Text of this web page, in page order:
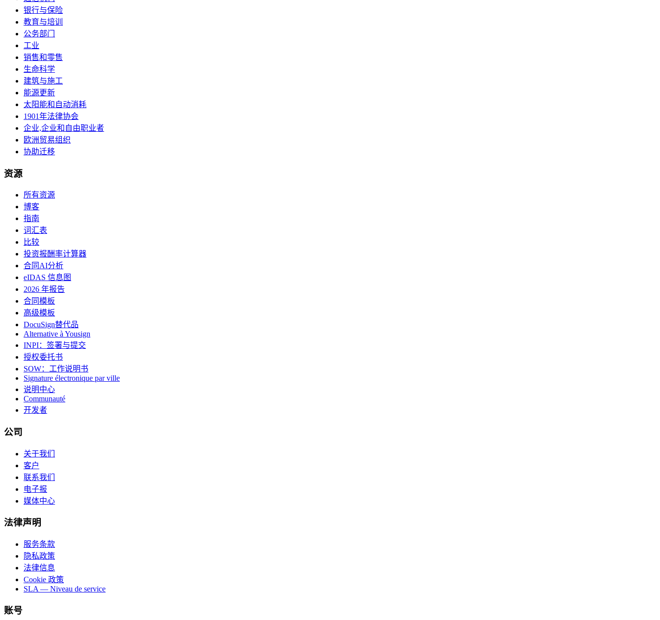
银行与保险
教育与培训
公务部门
工业
销售和零售
生命科学
建筑与施工
能源更新
太阳能和自动消耗
1901年法律协会
企业,企业和自由职业者
欧洲贸易组织
协助迁移
资源
所有资源
博客
指南
词汇表
比较
投资报酬率计算器
合同AI分析
eIDAS 信息图
2026 年报告
合同模板
高级模板
DocuSign替代品
Alternative à Yousign
INPI：签署与提交
授权委托书
SOW：工作说明书
Signature électronique par ville
说明中心
Communauté
开发者
公司
关于我们
客户
联系我们
电子报
媒体中心
法律声明
服务条款
隐私政策
法律信息
Cookie 政策
SLA — Niveau de service
账号